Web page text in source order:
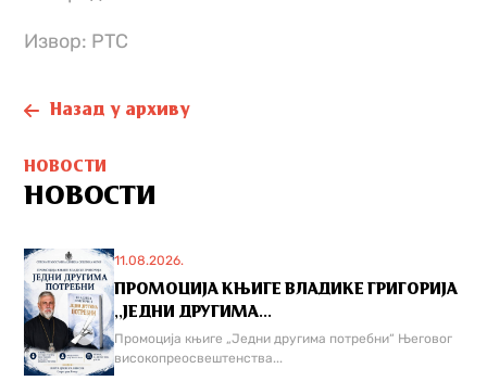
Извор: РТС
Назад у архиву
НОВОСТИ
НОВОСТИ
11.08.2026.
ПРОМОЦИЈА КЊИГЕ ВЛАДИКЕ ГРИГОРИЈА
,,ЈЕДНИ ДРУГИМА...
Промоција књиге „Једни другима потребни“ Његовог
високопреосвештенства...